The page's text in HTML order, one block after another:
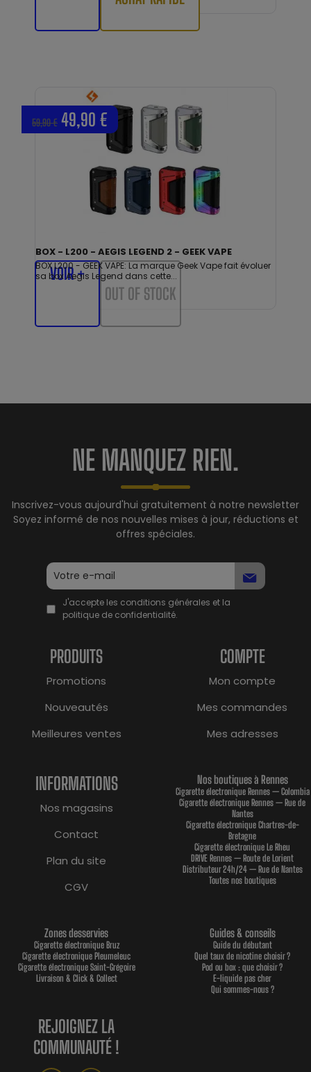
BOX - L200 - AEGIS LEGEND 2 - GEEK VAPE
BOX L200 - GEEK VAPE: La marque Geek Vape fait évoluer
sa box Aegis Legend dans cette...
59,90 € 49,90 €
VOIR +
OUT OF STOCK
NE MANQUEZ RIEN.
Inscrivez-vous aujourd'hui gratuitement à notre newsletter
Soyez informé de nos nouvelles mises à jour, réductions et
offres spéciales.
J'accepte les conditions générales et la
politique de confidentialité.
PRODUITS
Promotions
Nouveautés
Meilleures ventes
COMPTE
Mon compte
Mes commandes
Mes adresses
INFORMATIONS
Nos magasins
Contact
Plan du site
CGV
Nos boutiques à Rennes
Cigarette électronique Rennes — Colombia
Cigarette électronique Rennes — Rue de
Nantes
Cigarette électronique Chartres-de-
Bretagne
Cigarette électronique Le Rheu
DRIVE Rennes — Route de Lorient
Distributeur 24h/24 — Rue de Nantes
Toutes nos boutiques
Zones desservies
Cigarette électronique Bruz
Cigarette électronique Pleumeleuc
Cigarette électronique Saint-Grégoire
Livraison & Click & Collect
Guides & conseils
Guide du débutant
Quel taux de nicotine choisir ?
Pod ou box : que choisir ?
E-liquide pas cher
Qui sommes-nous ?
REJOIGNEZ LA
COMMUNAUTÉ !